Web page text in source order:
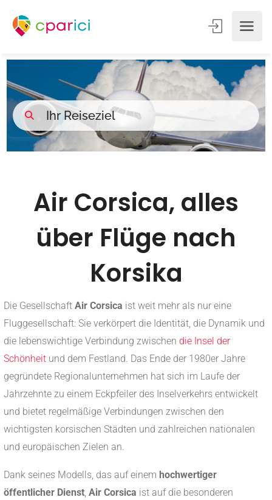
Air Corsica, alles
über Flüge nach
Korsika
Die Gesellschaft Air Corsica ist weit mehr als nur eine
Fluggesellschaft: Sie verkörpert die Identität, die Dynamik und
die lebenswichtige Verbindung zwischen die Insel der
Schönheit und dem Festland. Das Ende der 1980er Jahre
gegründete Regionalunternehmen hat sich im Laufe der
Jahrzehnte zu einem Eckpfeiler des Inselverkehrs entwickelt
und bietet regelmäßige Verbindungen zwischen den
wichtigsten korsischen Städten und zahlreichen nationalen
und europäischen Zielen an.
Dank seines Modells, das auf einem hochwertiger
öffentlicher Dienst Air Corsica ist auf die besonderen